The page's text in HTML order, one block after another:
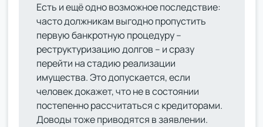
Есть и ещё одно возможное последствие:
часто должникам выгодно пропустить
первую банкротную процедуру –
реструктуризацию долгов – и сразу
перейти на стадию реализации
имущества. Это допускается, если
человек докажет, что не в состоянии
постепенно рассчитаться с кредиторами.
Доводы тоже приводятся в заявлении.